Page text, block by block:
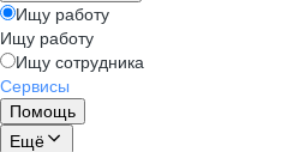
Ищу работу
Ищу работу
Ищу сотрудника
Сервисы
Помощь
Ещё